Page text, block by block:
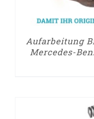
Aufarbeitung
Mercedes-